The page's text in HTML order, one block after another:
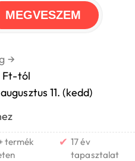
MEGVESZEM
→
Ft-tól
augusztus 11. (kedd)
termék
✔ 17 év
tapasztalat